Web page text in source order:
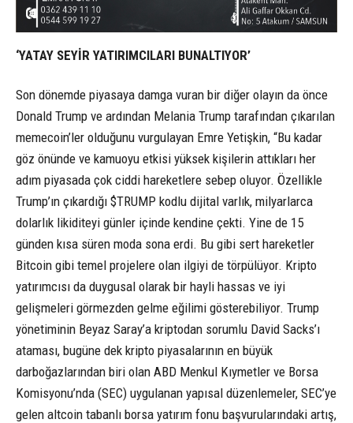
‘YATAY SEYİR YATIRIMCILARI BUNALTIYOR’
Son dönemde piyasaya damga vuran bir diğer olayın da önce
Donald Trump ve ardından Melania Trump tarafından çıkarılan
memecoin’ler olduğunu vurgulayan Emre Yetişkin, “Bu kadar
göz önünde ve kamuoyu etkisi yüksek kişilerin attıkları her
adım piyasada çok ciddi hareketlere sebep oluyor. Özellikle
Trump’ın çıkardığı $TRUMP kodlu dijital varlık, milyarlarca
dolarlık likiditeyi günler içinde kendine çekti. Yine de 15
günden kısa süren moda sona erdi. Bu gibi sert hareketler
Bitcoin gibi temel projelere olan ilgiyi de törpülüyor. Kripto
yatırımcısı da duygusal olarak bir hayli hassas ve iyi
gelişmeleri görmezden gelme eğilimi gösterebiliyor. Trump
yönetiminin Beyaz Saray’a kriptodan sorumlu David Sacks’ı
ataması, bugüne dek kripto piyasalarının en büyük
darboğazlarından biri olan ABD Menkul Kıymetler ve Borsa
Komisyonu’nda (SEC) uygulanan yapısal düzenlemeler, SEC’ye
gelen altcoin tabanlı borsa yatırım fonu başvurularındaki artış,